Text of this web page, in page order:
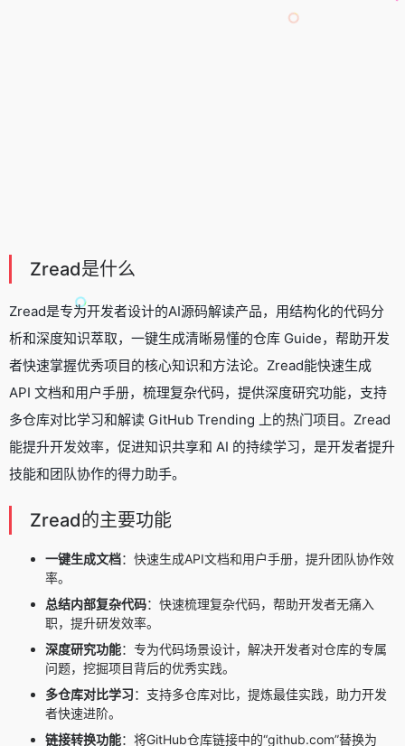
Zread是什么
Zread是专为开发者设计的AI源码解读产品，用结构化的代码分
析和深度知识萃取，一键生成清晰易懂的仓库 Guide，帮助开发
者快速掌握优秀项目的核心知识和方法论。Zread能快速生成
API 文档和用户手册，梳理复杂代码，提供深度研究功能，支持
多仓库对比学习和解读 GitHub Trending 上的热门项目。Zread
能提升开发效率，促进知识共享和 AI 的持续学习，是开发者提升
技能和团队协作的得力助手。
Zread的主要功能
一键生成文档：快速生成API文档和用户手册，提升团队协作效
率。
总结内部复杂代码：快速梳理复杂代码，帮助开发者无痛入
职，提升研发效率。
深度研究功能：专为代码场景设计，解决开发者对仓库的专属
问题，挖掘项目背后的优秀实践。
多仓库对比学习：支持多仓库对比，提炼最佳实践，助力开发
者快速进阶。
链接转换功能：将GitHub仓库链接中的“github.com”替换为